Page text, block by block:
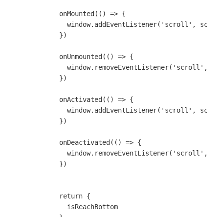
            onMounted(() => {
window.addEventListener('scroll',
            })
            onUnmounted(() => {
window.removeEventListener('scroll',
            })
            onActivated(() => {
window.addEventListener('scroll',
            })
            onDeactivated(() => {
window.removeEventListener('scroll',
            })
            return {
              isReachBottom